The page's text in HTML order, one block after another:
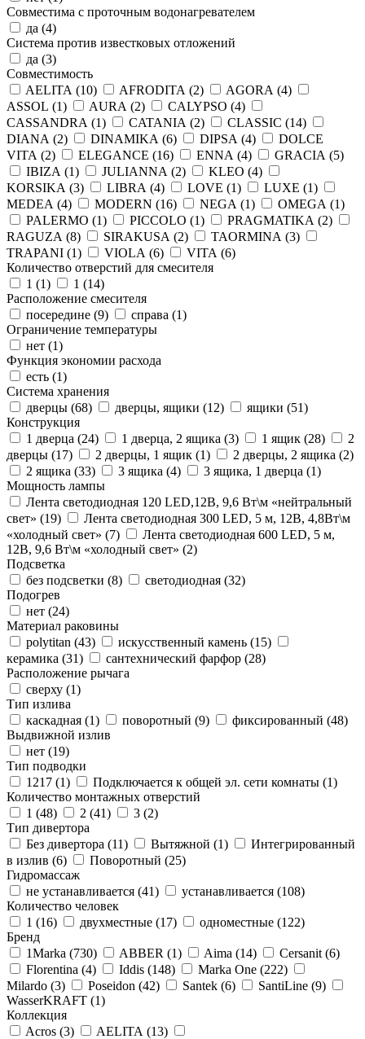
Совместима с проточным водонагревателем
да (4)
Система против известковых отложений
да (3)
Совместимость
AELITA (10) AFRODITA (2) AGORA (4)
ASSOL (1) AURA (2) CALYPSO (4)
CASSANDRA (1) CATANIA (2) CLASSIC (14)
DIANA (2) DINAMIKA (6) DIPSA (4)
DOLCE
VITA (2) ELEGANCE (16) ENNA (4) GRACIA (5)
IBIZA (1) JULIANNA (2) KLEO (4)
KORSIKA (3) LIBRA (4) LOVE (1) LUXE (1)
MEDEA (4) MODERN (16) NEGA (1) OMEGA (1)
PALERMO (1) PICCOLO (1) PRAGMATIKA (2)
RAGUZA (8) SIRAKUSA (2) TAORMINA (3)
TRAPANI (1) VIOLA (6) VITA (6)
Количество отверстий для смесителя
1 (1) 1 (14)
Расположение смесителя
посередине (9) справа (1)
Ограничение температуры
нет (1)
Функция экономии расхода
есть (1)
Система хранения
дверцы (68) дверцы, ящики (12) ящики (51)
Конструкция
1 дверца (24) 1 дверца, 2 ящика (3) 1 ящик (28)
2
дверцы (17) 2 дверцы, 1 ящик (1) 2 дверцы, 2 ящика (2)
2 ящика (33) 3 ящика (4) 3 ящика, 1 дверца (1)
Мощность лампы
Лента светодиодная 120 LED,12В, 9,6 Вт\м «нейтральный
свет» (19)
Лента светодиодная 300 LED, 5 м, 12В, 4,8Вт\м
«холодный свет» (7)
Лента светодиодная 600 LED, 5 м,
12В, 9,6 Вт\м «холодный свет» (2)
Подсветка
без подсветки (8) светодиодная (32)
Подогрев
нет (24)
Материал раковины
polytitan (43) искусственный камень (15)
керамика (31) сантехнический фарфор (28)
Расположение рычага
сверху (1)
Тип излива
каскадная (1) поворотный (9) фиксированный (48)
Выдвижной излив
нет (19)
Тип подводки
1217 (1) Подключается к общей эл. сети комнаты (1)
Количество монтажных отверстий
1 (48) 2 (41) 3 (2)
Тип дивертора
Без дивертора (11) Вытяжной (1)
Интегрированный
в излив (6) Поворотный (25)
Гидромассаж
не устанавливается (41) устанавливается (108)
Количество человек
1 (16) двухместные (17) одноместные (122)
Бренд
1Marka (730) ABBER (1) Aima (14) Cersanit (6)
Florentina (4) Iddis (148) Marka One (222)
Milardo (3) Poseidon (42) Santek (6) SantiLine (9)
WasserKRAFT (1)
Коллекция
Acros (3) AELITA (13)